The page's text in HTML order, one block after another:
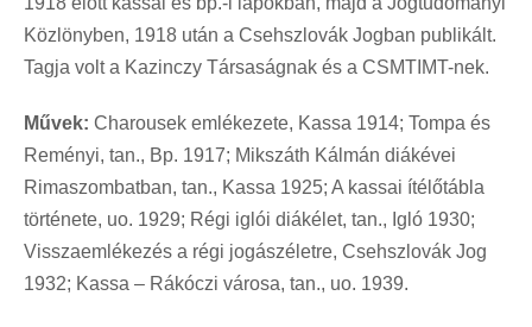
Közlönyben, 1918 után a Csehszlovák Jogban publikált.
Tagja volt a Kazinczy Társaságnak és a CSMTIMT-nek.
Művek: Charousek emlékezete, Kassa 1914; Tompa és
Reményi, tan., Bp. 1917; Mikszáth Kálmán diákévei
Rimaszombatban, tan., Kassa 1925; A kassai ítélőtábla
története, uo. 1929; Régi iglói diákélet, tan., Igló 1930;
Visszaemlékezés a régi jogászéletre, Csehszlovák Jog
1932; Kassa – Rákóczi városa, tan., uo. 1939.